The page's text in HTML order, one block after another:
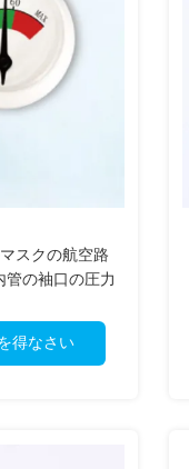
スクの航空路
の袖口の圧力
得なさい